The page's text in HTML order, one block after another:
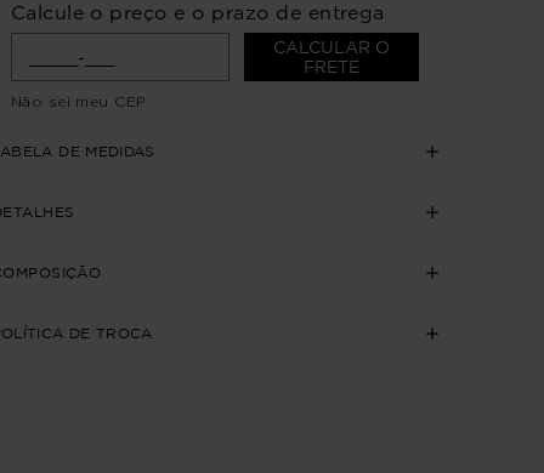
Calcule o preço e o prazo de entrega
CALCULAR O
FRETE
Não sei meu CEP
DE MEDIDAS
DE TROCA